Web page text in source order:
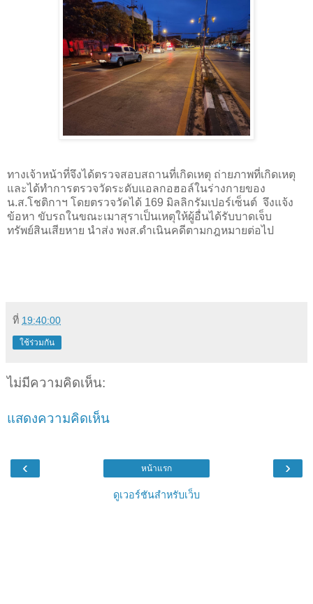
ทางเจ้าหน้าที่จึงได้ตรวจสอบสถานที่เกิดเหตุ ถ่ายภาพที่เกิดเหตุ
และได้ทำการตรวจวัดระดับแอลกอฮอล์ในร่างกายของ
น.ส.โชติกาฯ โดยตรวจวัดได้ 169 มิลลิกรัมเปอร์เซ็นต์ จึงแจ้ง
ข้อหา ขับรถในขณะเมาสุราเป็นเหตุให้ผู้อื่นได้รับบาดเจ็บ
ทรัพย์สินเสียหาย นำส่ง พงส.ดำเนินคดีตามกฎหมายต่อไป
ที่ 19:40:00
ใช้ร่วมกัน
ไม่มีความคิดเห็น:
แสดงความคิดเห็น
‹ ›
หน้าแรก
ดูเวอร์ชันสำหรับเว็บ